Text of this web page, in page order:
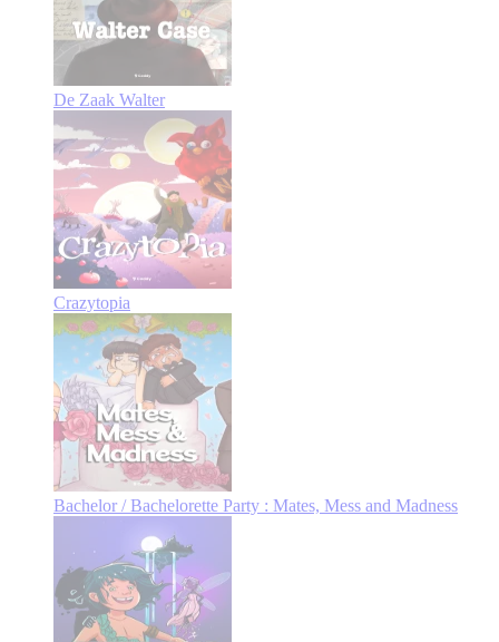
De Zaak Walter
Crazytopia
Bachelor / Bachelorette Party : Mates, Mess and Madness